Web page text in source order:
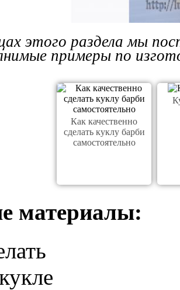
этого раздела мы
примеры по
Как качественно
сделать куклу барби
самостоятельно
материалы: